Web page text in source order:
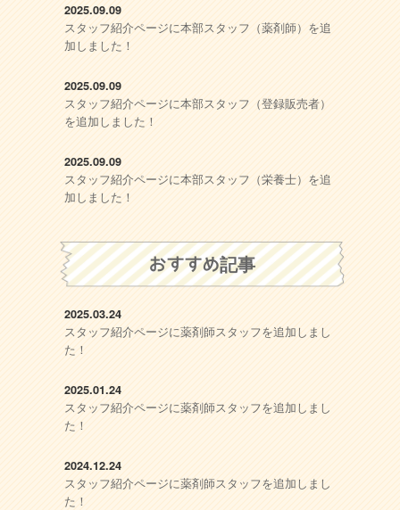
2025.09.09
スタッフ紹介ページに本部スタッフ（薬剤師）を追
加しました！
2025.09.09
スタッフ紹介ページに本部スタッフ（登録販売者）
を追加しました！
2025.09.09
スタッフ紹介ページに本部スタッフ（栄養士）を追
加しました！
おすすめ記事
2025.03.24
スタッフ紹介ページに薬剤師スタッフを追加しまし
た！
2025.01.24
スタッフ紹介ページに薬剤師スタッフを追加しまし
た！
2024.12.24
スタッフ紹介ページに薬剤師スタッフを追加しまし
た！